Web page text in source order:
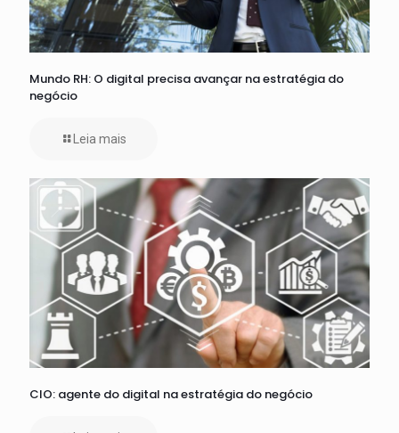
Mundo RH: O digital precisa avançar na estratégia do
negócio
Leia mais
CIO: agente do digital na estratégia do negócio